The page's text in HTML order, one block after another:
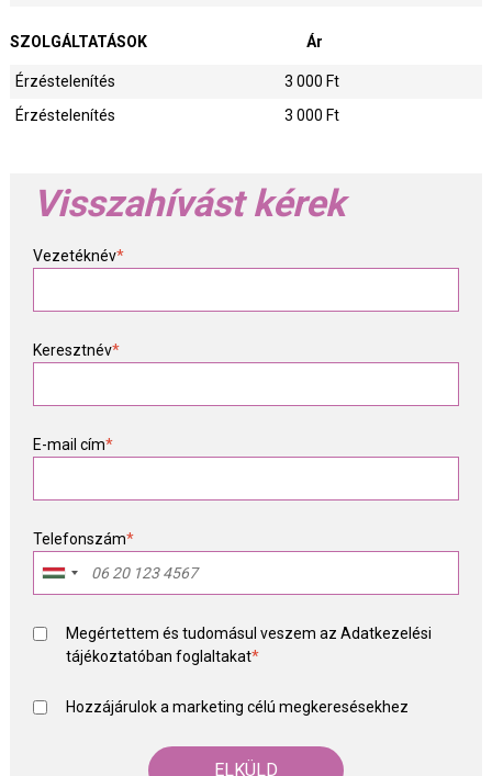
SZOLGÁLTATÁSOK Ár
3 000 Ft
Érzéstelenítés
3 000 Ft
Érzéstelenítés
Visszahívást kérek
Vezetéknév*
Keresztnév*
E-mail cím*
Telefonszám*
Megértettem és tudomásul veszem azAdatkezelési
tájékoztatóban foglaltakat*
Hozzájárulok a marketing célú megkeresésekhez